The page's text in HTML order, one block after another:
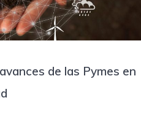
de las Pymes en